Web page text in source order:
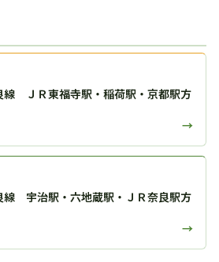
線 ＪＲ東福寺駅・稲荷駅・京都駅方
→
線 宇治駅・六地蔵駅・ＪＲ奈良駅方
→